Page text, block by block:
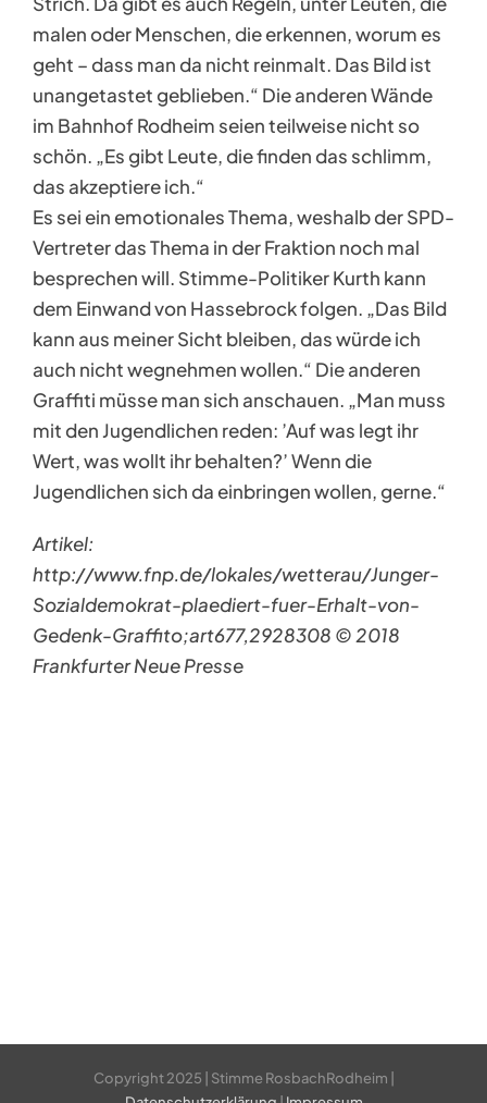
malen oder Menschen, die erkennen, worum es
geht – dass man da nicht reinmalt. Das Bild ist
unangetastet geblieben.“ Die anderen Wände
im Bahnhof Rodheim seien teilweise nicht so
schön. „Es gibt Leute, die finden das schlimm,
das akzeptiere ich.“
Es sei ein emotionales Thema, weshalb der SPD-
Vertreter das Thema in der Fraktion noch mal
besprechen will. Stimme-Politiker Kurth kann
dem Einwand von Hassebrock folgen. „Das Bild
kann aus meiner Sicht bleiben, das würde ich
auch nicht wegnehmen wollen.“ Die anderen
Graffiti müsse man sich anschauen. „Man muss
mit den Jugendlichen reden: ’Auf was legt ihr
Wert, was wollt ihr behalten?’ Wenn die
Jugendlichen sich da einbringen wollen, gerne.“
Artikel:
http://www.fnp.de/lokales/wetterau/Junger-
Sozialdemokrat-plaediert-fuer-Erhalt-von-
Gedenk-Graffito;art677,2928308 © 2018
Frankfurter Neue Presse
Copyright 2025 | Stimme RosbachRodheim |